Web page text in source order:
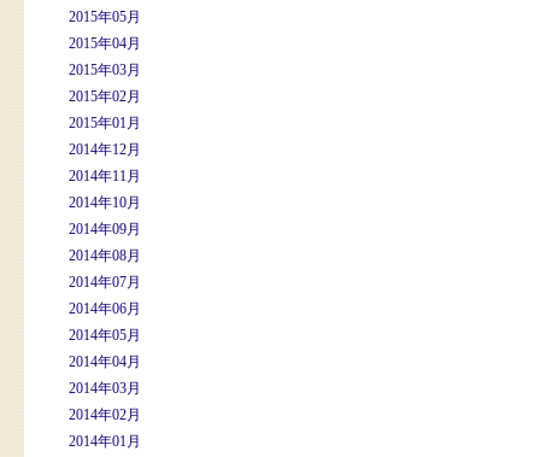
2015年05月
2015年04月
2015年03月
2015年02月
2015年01月
2014年12月
2014年11月
2014年10月
2014年09月
2014年08月
2014年07月
2014年06月
2014年05月
2014年04月
2014年03月
2014年02月
2014年01月